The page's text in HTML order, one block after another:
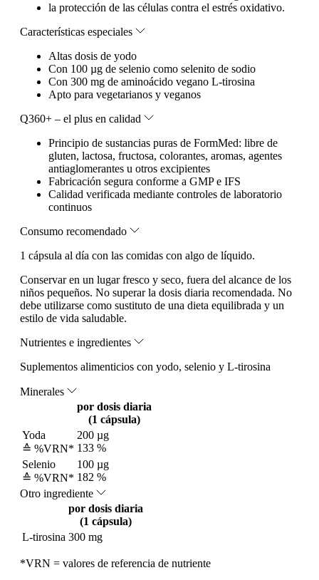
la protección de las células contra el estrés oxidativo.
Características especiales
Altas dosis de yodo
Con 100 µg de selenio como selenito de sodio
Con 300 mg de aminoácido vegano L-tirosina
Apto para vegetarianos y veganos
Q360+ – el plus en calidad
Principio de sustancias puras de FormMed: libre de
gluten, lactosa, fructosa, colorantes, aromas, agentes
antiaglomerantes u otros excipientes
Fabricación segura conforme a GMP e IFS
Calidad verificada mediante controles de laboratorio
continuos
Consumo recomendado
1 cápsula al día con las comidas con algo de líquido.
Conservar en un lugar fresco y seco, fuera del alcance de los
niños pequeños. No superar la dosis diaria recomendada. No
debe utilizarse como sustituto de una dieta equilibrada y un
estilo de vida saludable.
Nutrientes e ingredientes
Suplementos alimenticios con yodo, selenio y L-tirosina
Minerales
por dosis diaria
(1 cápsula)
Yoda
≙ %VRN*
200 µg
133 %
Selenio
≙ %VRN*
100 µg
182 %
Otro ingrediente
por dosis diaria
(1 cápsula)
L-tirosina 300 mg
*VRN = valores de referencia de nutriente